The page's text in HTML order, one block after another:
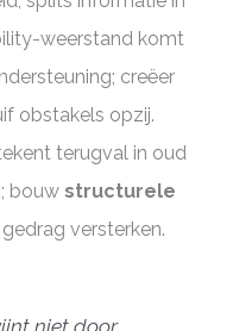
weerstand komt
creëer
obstakels opzij.
terugval in oud
bouw structurele
versterken.
niet door